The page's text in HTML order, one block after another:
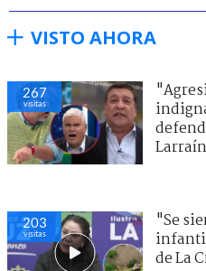
VISTO AHORA
267
visitas
Larraín
203
visitas
"Se
de La